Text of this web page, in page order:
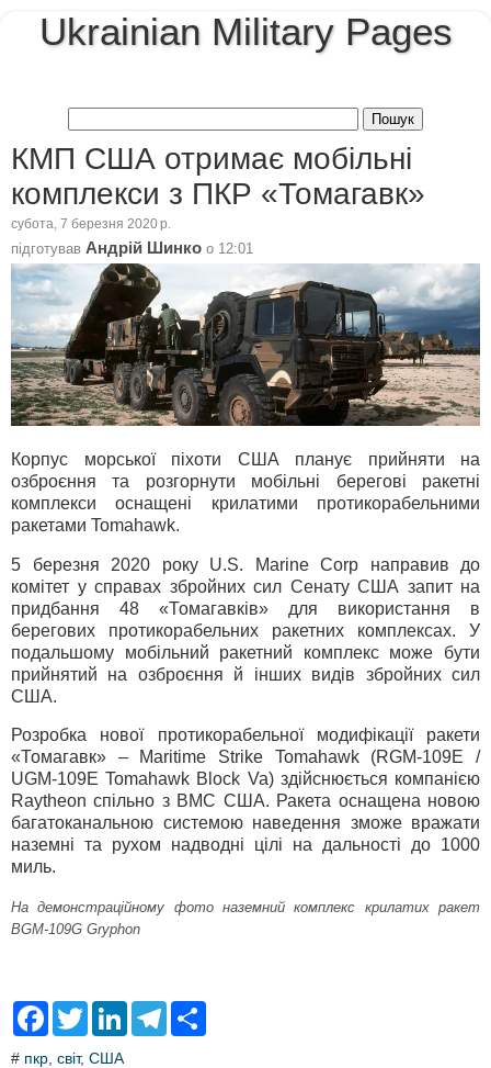
Ukrainian Military Pages
КМП США отримає мобільні
комплекси з ПКР «Томагавк»
субота, 7 березня 2020 р.
підготував Андрій Шинко о 12:01
Корпус морської піхоти США планує прийняти на
озброєння та розгорнути мобільні берегові ракетні
комплекси оснащені крилатими протикорабельними
ракетами Tomahawk.
5 березня 2020 року U.S. Marine Corp направив до
комітет у справах збройних сил Сенату США запит на
придбання 48 «Томагавків» для використання в
берегових протикорабельних ракетних комплексах. У
подальшому мобільний ракетний комплекс може бути
прийнятий на озброєння й інших видів збройних сил
США.
Розробка нової протикорабельної модифікації ракети
«Томагавк» – Maritime Strike Tomahawk (RGM-109E /
UGM-109E Tomahawk Block Va) здійснюється компанією
Raytheon спільно з ВМС США. Ракета оснащена новою
багатоканальною системою наведення зможе вражати
наземні та рухом надводні цілі на дальності до 1000
миль.
На демонстраційному фото наземний комплекс крилатих ракет
BGM-109G Gryphon
F
e
T
t
L
T
# пкр світ, США